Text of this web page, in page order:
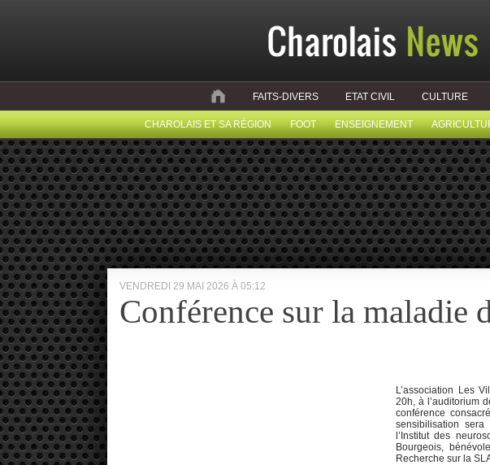
FAITS-DIVERS ETAT CIVIL CULTURE
CHAROLAIS ET SA RÉGION FOOT ENSEIGNEMENT
VENDREDI 29 MAI 2026 À 05:12
Conférence sur la maladie
L’association Les
20h, à l’auditorium
conférence
sensibilisation
l’Institut des
Bourgeois,
Recherche sur la